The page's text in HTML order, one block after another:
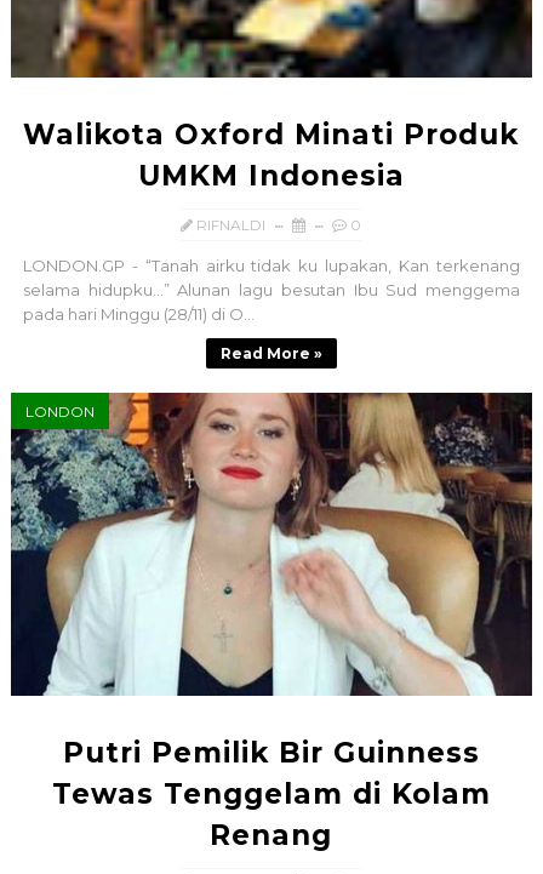
Walikota Oxford Minati Produk
UMKM Indonesia
RIFNALDI 0
LONDON.GP - “Tanah airku tidak ku lupakan, Kan terkenang
selama hidupku…” Alunan lagu besutan Ibu Sud menggema
pada hari Minggu (28/11) di O...
Read More »
LONDON
Putri Pemilik Bir Guinness
Tewas Tenggelam di Kolam
Renang